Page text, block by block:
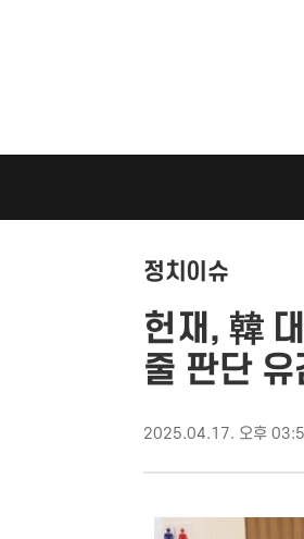
정치이슈
헌재, 韓
줄 판단
2025.04.17. 오후